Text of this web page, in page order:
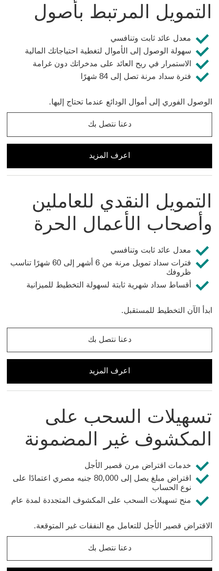
التمويل المرتبط بأصول
معدل عائد ثابت وتنافسي
سهولة الوصول إلى الأموال لتغطية احتياجاتك المالية
الاستمرار في ربح العائد على مدخراتك دون غرامة
فترة سداد مرنة تصل إلى 84 شهرًا
الوصول الفوري إلى أموال الودائع عندما تحتاج إليها.
دعنا نتصل بك
دعنا نتصل بك بشأن التمويل المرتبط بالأصول سيتم فتح هذا
اعرف المزيد
اعرف المزيد عن التمويل المرتبط بالأصول من HSBC
التمويل النقدي للعاملين
وأصحاب الأعمال الحرة
معدل عائد ثابت وتنافسي
فترات سداد تمويل مرنة من 6 أشهر إلى 60 شهرًا تناسب
ظروفك
أقساط سداد شهرية ثابتة لسهولة التخطيط للميزانية
ابدأ الآن التخطيط للمستقبل.
دعنا نتصل بك
دعنا نتصل بك عن التمويل النقدي للعاملين وأصحاب الأعمال
اعرف المزيد
اعرف المزيد عن التمويل النقدي للعاملين وأصحاب الأعمال
تسهيلات السحب على
المكشوف غير المضمونة
خدمات اقتراض مرن قصير الأجل
اقتراض مبلغ يصل إلى 80,000 جنيه مصري اعتمادًا على
نوع الحساب
منح تسهيلات السحب على المكشوف المتجددة لمدة عام
الاقتراض قصير الأجل للتعامل مع النفقات غير المتوقعة.
دعنا نتصل بك
دعنا نتصل بك عن تسهيلات السحب على المكشوف بدون ضمان